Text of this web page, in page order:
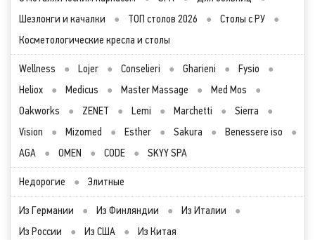
Шезлонги и качалки
● ТОП столов 2026 ● Столы с РУ
●
Косметологические кресла и столы
Wellness ● Lojer ● Conselieri ● Gharieni ● Fysio
●
Heliox
● Medicus ● Master Massage ● Med Mos
●
Oakworks
● ZENET ● Lemi ● Marchetti ● Sierra
●
Vision
● Mizomed ● Esther ● Sakura ● Benessere iso
●
AGA
● OMEN ● CODE ● SKYY SPA
Недорогие ● Элитные
Из Германии ● Из Финляндии ● Из Италии
●
Из России
● Из США ● Из Китая